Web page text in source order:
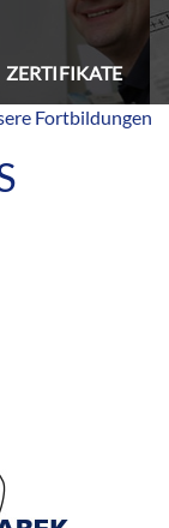
ZERTIFIKATE
Fortbildungen